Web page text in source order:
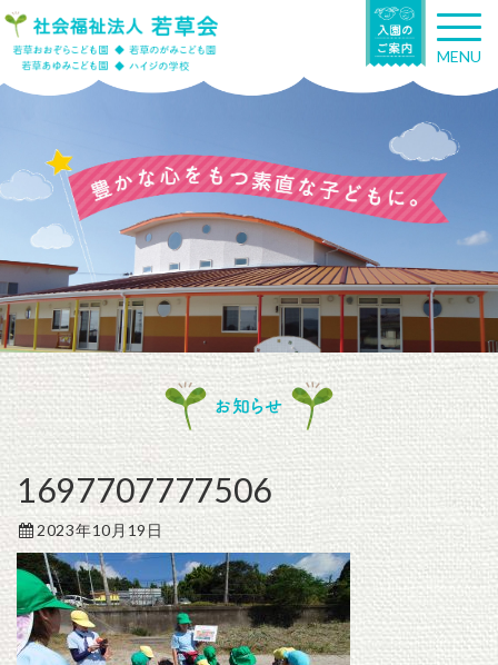
T
o
g
n
g
a
t
n
MENU
お知らせ
1697707777506
2023年10月19日